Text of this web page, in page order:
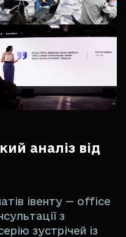
аналіз від
івенту — office
з
зустрічей із